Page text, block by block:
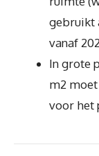
gebruikt
vanaf
In grote
m2
voor het